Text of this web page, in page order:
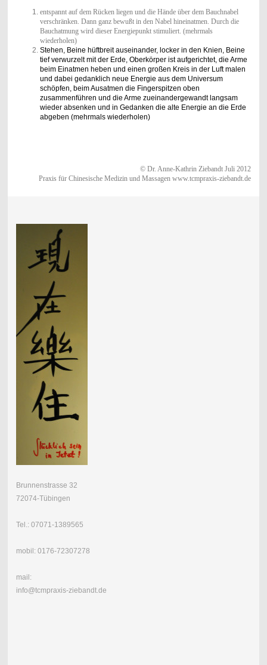
entspannt auf dem Rücken liegen und die Hände über dem Bauchnabel
verschränken. Dann ganz bewußt in den Nabel hineinatmen. Durch die
Bauchatmung wird dieser Energiepunkt stimuliert. (mehrmals
wiederholen)
Stehen, Beine hüftbreit auseinander, locker in den Knien, Beine
tief verwurzelt mit der Erde, Oberkörper ist aufgerichtet, die Arme
beim Einatmen heben und einen großen Kreis in der Luft malen
und dabei gedanklich neue Energie aus dem Universum
schöpfen, beim Ausatmen die Fingerspitzen oben
zusammenführen und die Arme zueinandergewandt langsam
wieder absenken und in Gedanken die alte Energie an die Erde
abgeben (mehrmals wiederholen)
© Dr. Anne-Kathrin Ziebandt Juli 2012
Praxis für Chinesische Medizin und Massagen www.tcmpraxis-ziebandt.de
Brunnenstrasse 32
72074-Tübingen
Tel.: 07071-1389565
mobil: 0176-72307278
mail:
info@tcmpraxis-ziebandt.de